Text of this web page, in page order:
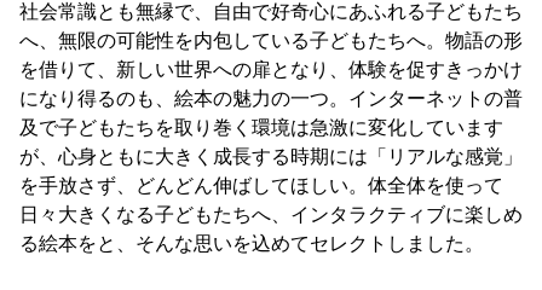
社会常識とも無縁で、自由で好奇心にあふれる子どもたち
へ、無限の可能性を内包している子どもたちへ。物語の形
を借りて、新しい世界への扉となり、体験を促すきっかけ
になり得るのも、絵本の魅力の一つ。インターネットの普
及で子どもたちを取り巻く環境は急激に変化しています
が、心身ともに大きく成長する時期には「リアルな感覚」
を手放さず、どんどん伸ばしてほしい。体全体を使って
日々大きくなる子どもたちへ、インタラクティブに楽しめ
る絵本をと、そんな思いを込めてセレクトしました。